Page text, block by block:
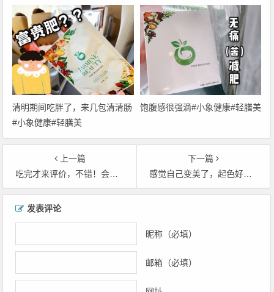
清明期间吃胖了，来几包清清肠
#小象健康#轻膳美
饱腹感很强滴#小象健康#轻膳美
上一篇
吃完才来评价，不错！会继续买，家里包里学校里，都备着两包
下一篇
感觉自己变美了，起色好像也好了很多。#小象健康##轻膳美#
发表评论
昵称（必填）
邮箱（必填）